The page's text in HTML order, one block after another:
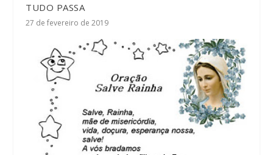
TUDO PASSA
27 de fevereiro de 2019